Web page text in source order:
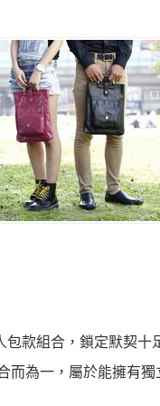
款組合，鎖定默契
為一，屬於能擁有